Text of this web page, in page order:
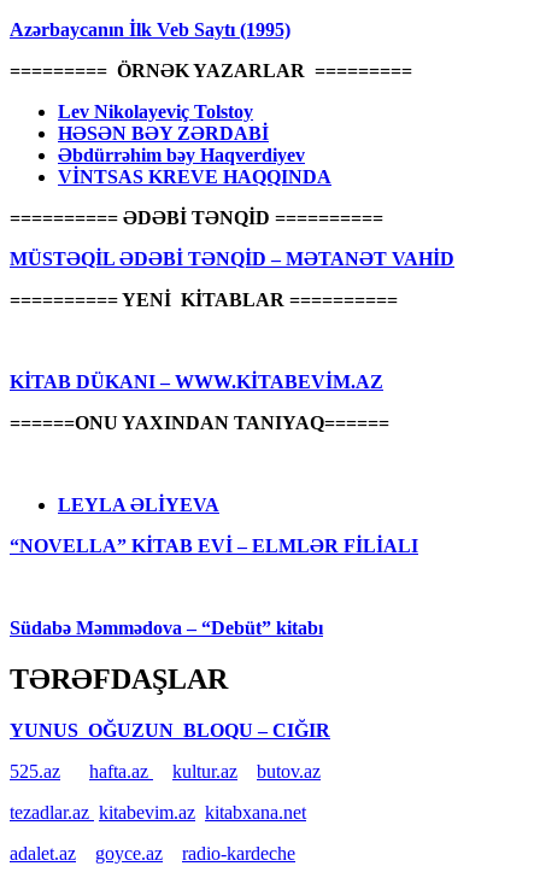
Azərbaycanın İlk Veb Saytı (1995)
========= ÖRNƏK YAZARLAR =========
Lev Nikolayeviç Tolstoy
HƏSƏN BƏY ZƏRDABİ
Əbdürrəhim bəy Haqverdiyev
VİNTSAS KREVE HAQQINDA
========== ƏDƏBİ TƏNQİD ==========
MÜSTƏQİL ƏDƏBİ TƏNQİD – MƏTANƏT VAHİD
========== YENİ KİTABLAR ==========
KİTAB DÜKANI – WWW.KİTABEVİM.AZ
======ONU YAXINDAN TANIYAQ======
LEYLA ƏLİYEVA
“NOVELLA” KİTAB EVİ – ELMLƏR FİLİALI
Südabə Məmmədova – “Debüt” kitabı
TƏRƏFDAŞLAR
YUNUS OĞUZUN BLOQU – CIĞIR
525.az
hafta.az kultur.az
butov.az
tezadlar.az kitabevim.az kitabxana.net
adalet.az
goyce.az radio-kardeche